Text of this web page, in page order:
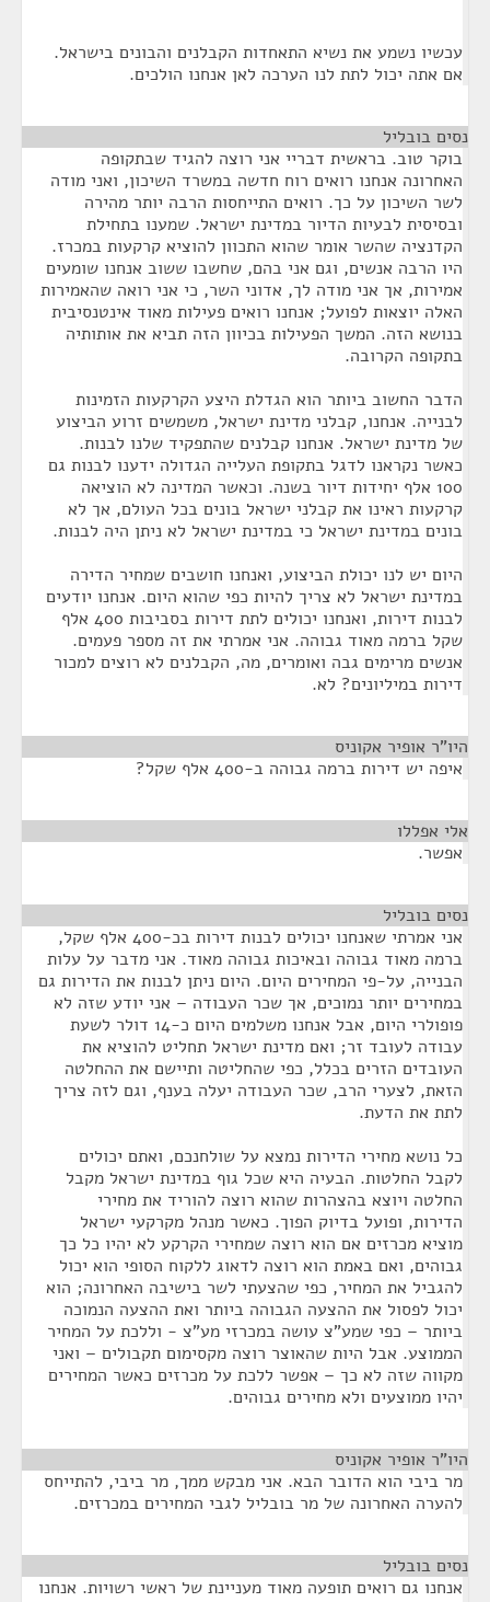
עכשיו נשמע את נשיא התאחדות הקבלנים והבונים בישראל.
אם אתה יכול לתת לנו הערכה לאן אנחנו הולכים.
נסים בובליל
בוקר טוב. בראשית דבריי אני רוצה להגיד שבתקופה
האחרונה אנחנו רואים רוח חדשה במשרד השיכון, ואני מודה
לשר השיכון על כך. רואים התייחסות הרבה יותר מהירה
ובסיסית לבעיות הדיור במדינת ישראל. שמענו בתחילת
הקדנציה שהשר אומר שהוא התכוון להוציא קרקעות במכרז.
היו הרבה אנשים, וגם אני בהם, שחשבו ששוב אנחנו שומעים
אמירות, אך אני מודה לך, אדוני השר, כי אני רואה שהאמירות
האלה יוצאות לפועל; אנחנו רואים פעילות מאוד אינטנסיבית
בנושא הזה. המשך הפעילות בכיוון הזה תביא את אותותיה
בתקופה הקרובה.
הדבר החשוב ביותר הוא הגדלת היצע הקרקעות הזמינות
לבנייה. אנחנו, קבלני מדינת ישראל, משמשים זרוע הביצוע
של מדינת ישראל. אנחנו קבלנים שהתפקיד שלנו לבנות.
כאשר נקראנו לדגל בתקופת העלייה הגדולה ידענו לבנות גם
100 אלף יחידות דיור בשנה. וכאשר המדינה לא הוציאה
קרקעות ראינו את קבלני ישראל בונים בכל העולם, אך לא
בונים במדינת ישראל כי במדינת ישראל לא ניתן היה לבנות.
היום יש לנו יכולת הביצוע, ואנחנו חושבים שמחיר הדירה
במדינת ישראל לא צריך להיות כפי שהוא היום. אנחנו יודעים
לבנות דירות, ואנחנו יכולים לתת דירות בסביבות 400 אלף
שקל ברמה מאוד גבוהה. אני אמרתי את זה מספר פעמים.
אנשים מרימים גבה ואומרים, מה, הקבלנים לא רוצים למכור
דירות במיליונים? לא.
היו"ר אופיר אקוניס
איפה יש דירות ברמה גבוהה ב-400 אלף שקל?
אלי אפללו
אפשר.
נסים בובליל
אני אמרתי שאנחנו יכולים לבנות דירות בכ-400 אלף שקל,
ברמה מאוד גבוהה ובאיכות גבוהה מאוד. אני מדבר על עלות
הבנייה, על-פי המחירים היום. היום ניתן לבנות את הדירות גם
במחירים יותר נמוכים, אך שכר העבודה – אני יודע שזה לא
פופולרי היום, אבל אנחנו משלמים היום כ-14 דולר לשעת
עבודה לעובד זר; ואם מדינת ישראל תחליט להוציא את
העובדים הזרים בכלל, כפי שהחליטה ותיישם את ההחלטה
הזאת, לצערי הרב, שכר העבודה יעלה בענף, וגם לזה צריך
לתת את הדעת.
כל נושא מחירי הדירות נמצא על שולחנכם, ואתם יכולים
לקבל החלטות. הבעיה היא שכל גוף במדינת ישראל מקבל
החלטה ויוצא בהצהרות שהוא רוצה להוריד את מחירי
הדירות, ופועל בדיוק הפוך. כאשר מנהל מקרקעי ישראל
מוציא מכרזים אם הוא רוצה שמחירי הקרקע לא יהיו כל כך
גבוהים, ואם באמת הוא רוצה לדאוג ללקוח הסופי הוא יכול
להגביל את המחיר, כפי שהצעתי לשר בישיבה האחרונה; הוא
יכול לפסול את ההצעה הגבוהה ביותר ואת ההצעה הנמוכה
ביותר – כפי שמע"צ עושה במכרזי מע"צ - וללכת על המחיר
הממוצע. אבל היות שהאוצר רוצה מקסימום תקבולים – ואני
מקווה שזה לא כך – אפשר ללכת על מכרזים כאשר המחירים
יהיו ממוצעים ולא מחירים גבוהים.
היו"ר אופיר אקוניס
מר ביבי הוא הדובר הבא. אני מבקש ממך, מר ביבי, להתייחס
להערה האחרונה של מר בובליל לגבי המחירים במכרזים.
נסים בובליל
אנחנו גם רואים תופעה מאוד מעניינת של ראשי רשויות. אנחנו